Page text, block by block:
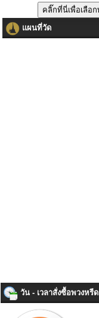
แผนที่วัด
วัน - เวลาสั่งซื้อพวงหรีด